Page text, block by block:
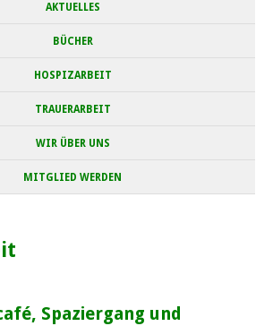
AKTUELLES
BÜCHER
HOSPIZARBEIT
TRAUERARBEIT
WIR ÜBER UNS
MITGLIED WERDEN
Spaziergang und